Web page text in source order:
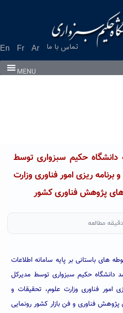
En Fr Ar تماس با ما
MENU
دانشگاه حکیم سبزواری توسط
ریزی امور فناوری وزارت
پژوهش فناوری کشور
های باستانی بر پایه سامانه اطلاعات
دانشگاه حکیم سبزواری توسط مدیرکل
امور فناوری وزارت علوم، تحقیقات و
پژوهش فناوری و فن بازار کشور رونمایی